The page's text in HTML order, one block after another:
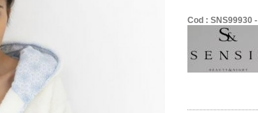
Cod : SNS99930 -